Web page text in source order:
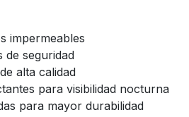
impermeables
de seguridad
alta calidad
para visibilidad nocturna
para mayor durabilidad